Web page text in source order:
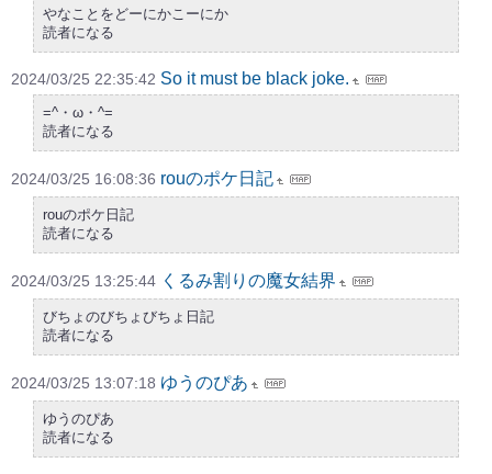
やなことをどーにかこーにか
読者になる
2024/03/25 22:35:42 So it must be black joke.
=^・ω・^=
読者になる
2024/03/25 16:08:36 rouのポケ日記
rouのポケ日記
読者になる
2024/03/25 13:25:44 くるみ割りの魔女結界
びちょのびちょびちょ日記
読者になる
2024/03/25 13:07:18 ゆうのぴあ
ゆうのぴあ
読者になる